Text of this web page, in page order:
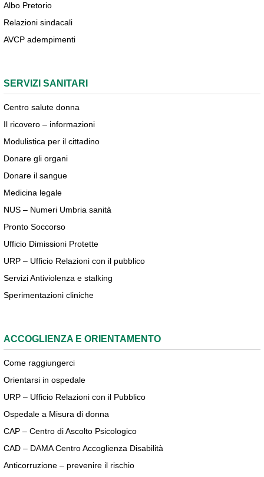
Albo Pretorio
Relazioni sindacali
AVCP adempimenti
SERVIZI SANITARI
Centro salute donna
Il ricovero – informazioni
Modulistica per il cittadino
Donare gli organi
Donare il sangue
Medicina legale
NUS – Numeri Umbria sanità
Pronto Soccorso
Ufficio Dimissioni Protette
URP – Ufficio Relazioni con il pubblico
Servizi Antiviolenza e stalking
Sperimentazioni cliniche
ACCOGLIENZA E ORIENTAMENTO
Come raggiungerci
Orientarsi in ospedale
URP – Ufficio Relazioni con il Pubblico
Ospedale a Misura di donna
CAP – Centro di Ascolto Psicologico
CAD – DAMA Centro Accoglienza Disabilità
Anticorruzione – prevenire il rischio